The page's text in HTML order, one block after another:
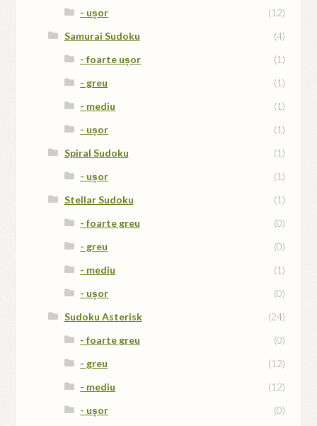
- ușor
(12)
Samurai Sudoku
(4)
- foarte ușor
(1)
- greu
(1)
- mediu
(1)
- ușor
(1)
Spiral Sudoku
(1)
- ușor
(1)
Stellar Sudoku
(1)
- foarte greu
(0)
- greu
(0)
- mediu
(1)
- ușor
(0)
Sudoku Asterisk
(24)
- foarte greu
(0)
- greu
(12)
- mediu
(12)
- ușor
(0)